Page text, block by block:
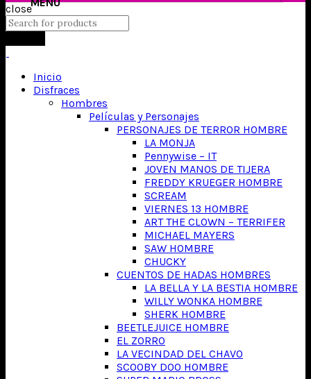
close
Inicio
Disfraces
Hombres
Películas y Personajes
PERSONAJES DE TERROR HOMBRE
LA MONJA
Pennywise – IT
JOVEN MANOS DE TIJERA
FREDDY KRUEGER HOMBRE
SCREAM
VIERNES 13 HOMBRE
ART THE CLOWN – TERRIFER
MICHAEL MAYERS
SAW HOMBRE
CHUCKY
CUENTOS DE HADAS HOMBRES
LA BELLA Y LA BESTIA HOMBRE
WILLY WONKA HOMBRE
SHERK HOMBRE
BEETLEJUICE HOMBRE
EL ZORRO
LA VECINDAD DEL CHAVO
SCOOBY DOO HOMBRE